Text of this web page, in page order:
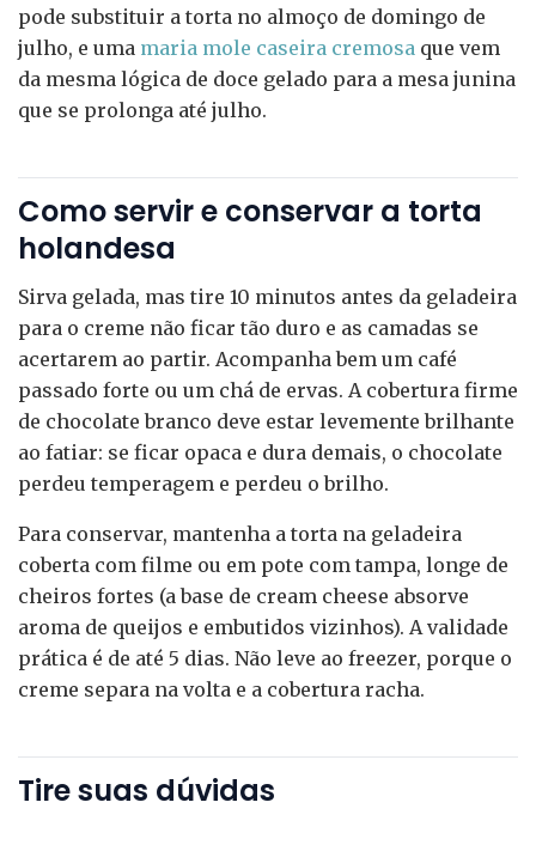
pode substituir a torta no almoço de domingo de
julho, e uma maria mole caseira cremosa que vem
da mesma lógica de doce gelado para a mesa junina
que se prolonga até julho.
Como servir e conservar a torta
holandesa
Sirva gelada, mas tire 10 minutos antes da geladeira
para o creme não ficar tão duro e as camadas se
acertarem ao partir. Acompanha bem um café
passado forte ou um chá de ervas. A cobertura firme
de chocolate branco deve estar levemente brilhante
ao fatiar: se ficar opaca e dura demais, o chocolate
perdeu temperagem e perdeu o brilho.
Para conservar, mantenha a torta na geladeira
coberta com filme ou em pote com tampa, longe de
cheiros fortes (a base de cream cheese absorve
aroma de queijos e embutidos vizinhos). A validade
prática é de até 5 dias. Não leve ao freezer, porque o
creme separa na volta e a cobertura racha.
Tire suas dúvidas